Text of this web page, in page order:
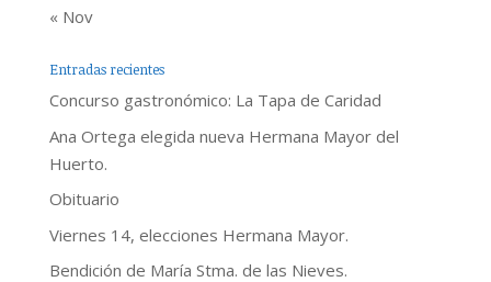
« Nov
Entradas recientes
Concurso gastronómico: La Tapa de Caridad
Ana Ortega elegida nueva Hermana Mayor del
Huerto.
Obituario
Viernes 14, elecciones Hermana Mayor.
Bendición de María Stma. de las Nieves.